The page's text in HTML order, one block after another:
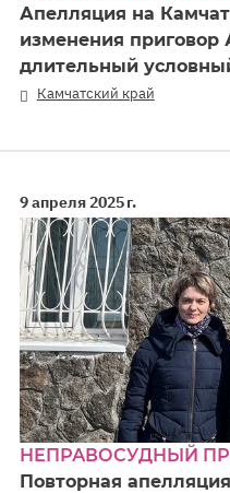
Апелляция на
изменения
длительный
Камчатский край
9 апреля 2025 г.
НЕПРАВОСУДНЫЙ
Повторная